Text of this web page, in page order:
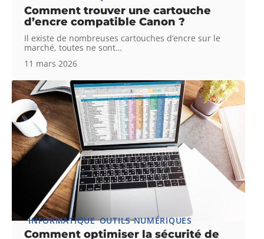
Comment trouver une cartouche
d’encre compatible Canon ?
Il existe de nombreuses cartouches d’encre sur le
marché, toutes ne sont…
11 mars 2026
INFORMATIQUE OUTILS NUMÉRIQUES
Comment optimiser la sécurité de